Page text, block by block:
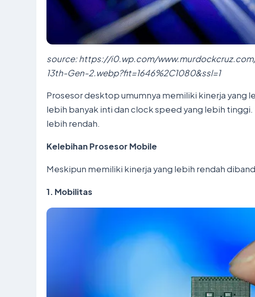
source: https://i0.wp.com/
13th-Gen-2.webp?fit=1646%2C1080&ssl=1
Prosesor desktop umumnya memiliki kinerja yang
lebih banyak inti dan clock speed yang lebih
lebih rendah.
Kelebihan Prosesor Mobile
Meskipun memiliki kinerja yang lebih rendah
1. Mobilitas